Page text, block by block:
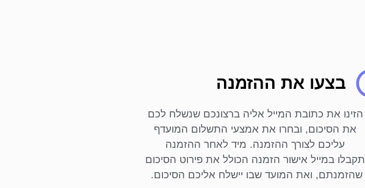
בצעו את ההזמנה
הזינו את כתובת המייל אליה ברצונכם שנשלח לכם
את הסיכום, ובחרו את אמצעי התשלום המועדף
עליכם לצורך ההזמנה. מיד לאחר ההזמנה
תקבלו במייל אישור הזמנה הכולל את פירוט הסיכום
שהזמנתם, ואת המועד שבו יישלח אליכם הסיכום.